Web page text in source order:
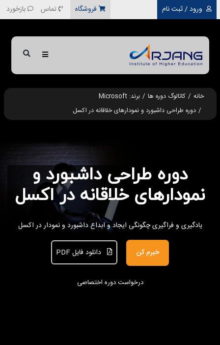
رفتن به محتوای اصلی ورود / ثبت نام فروشگاه تماس بازخورد
خانه کاتالوگ دوره ها
برند: Microsoft
دوره طراحی داشبورد و نمودارهای خلاقانه در اکسل
دوره طراحی داشبورد و
نمودارهای خلاقانه در اکسل
یادگیری و فراگیری چگونگی ایجاد و ابداع داشبورد و نمودار در اکسل
خبرم کن دانلود فایل PDF
درخواست دوره اختصاصی